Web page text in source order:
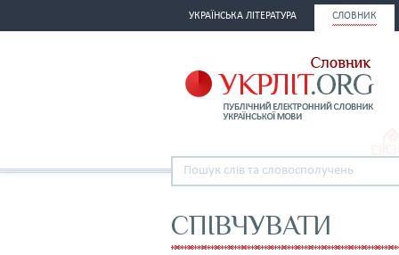
УКРАЇНСЬКА ЛІТЕРАТУРА СЛОВНИК
СПІВЧУВАТИ